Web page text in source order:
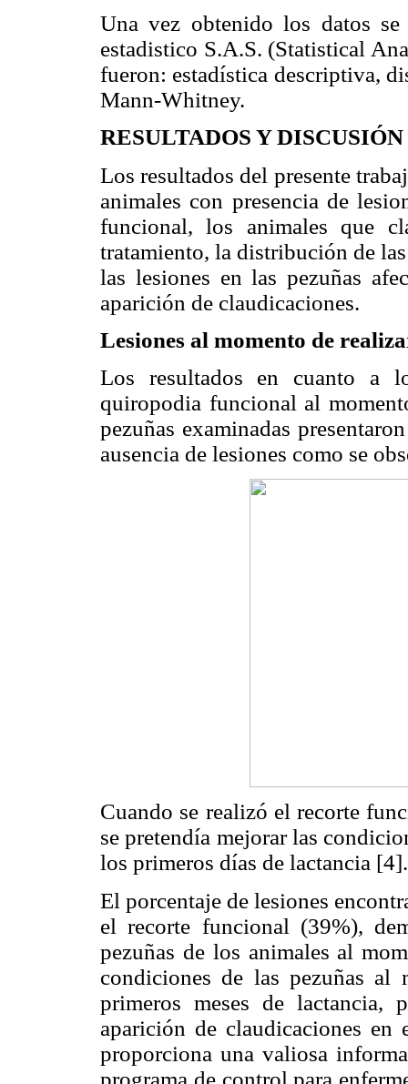
Una vez obtenido los datos
estadistico S.A.S. (Statistical
fueron: estadística descriptiva,
Mann-Whitney.
RESULTADOS Y DISCUSIÓN
Los resultados del presente
animales con presencia de
funcional, los animales que
tratamiento, la distribución de
las lesiones en las pezuñas
aparición de claudicaciones.
Lesiones al momento de
Los resultados en cuanto a
quiropodia funcional al
pezuñas examinadas
ausencia de lesiones como se
Cuando se realizó el recorte
se pretendía mejorar las
los primeros días de lactancia [4].
El porcentaje de lesiones
el recorte funcional (39%),
pezuñas de los animales al
condiciones de las pezuñas
primeros meses de
aparición de claudicaciones
proporciona una valiosa
programa de control para